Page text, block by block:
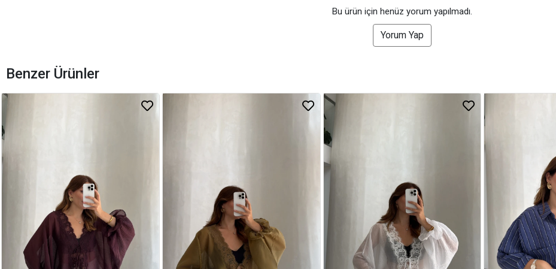
Bu ürün için henüz yorum yapılmadı.
Yorum Yap
Benzer Ürünler